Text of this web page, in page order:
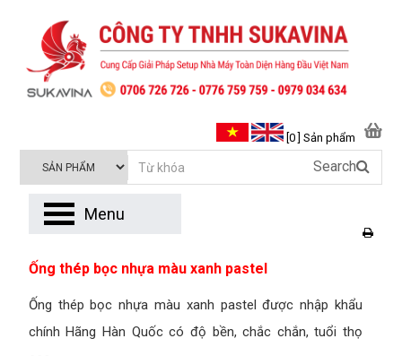
Ống thép bọc nhựa màu xanh pastel
Ống thép bọc nhựa màu xanh pastel được nhập khẩu
chính Hãng Hàn Quốc có độ bền, chắc chắn, tuổi thọ
[0 ] Sản phẩm
Search
Menu